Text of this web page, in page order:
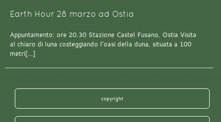
Earth Hour 28 marzo ad Ostia
Appuntamento: ore 20.30 Stazione Castel Fusano, Ostia Visita
al chiaro di luna costeggiando l’oasi della duna, situata a 100
metri[…]
copyright